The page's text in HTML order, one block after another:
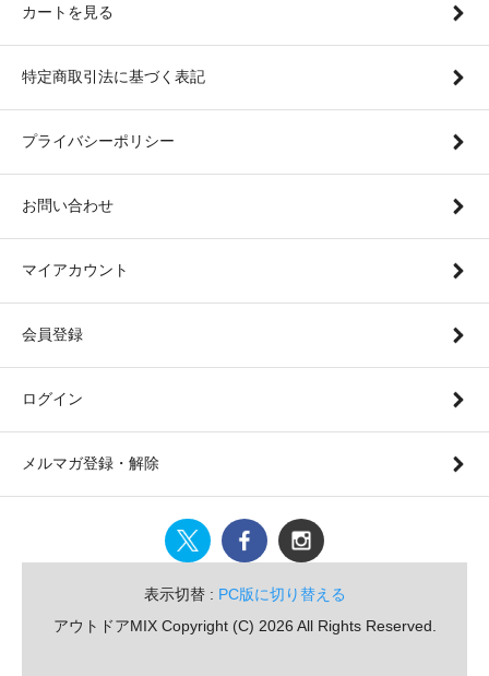
カートを見る
特定商取引法に基づく表記
プライバシーポリシー
お問い合わせ
マイアカウント
会員登録
ログイン
メルマガ登録・解除
表示切替 : PC版に切り替える
アウトドアMIX Copyright (C) 2026 All Rights Reserved.